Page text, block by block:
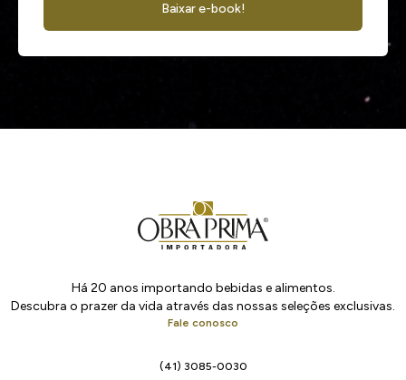
Baixar e-book!
Há 20 anos importando bebidas e alimentos.
Descubra o prazer da vida através das nossas seleções exclusivas.
Fale conosco
(41) 3085-0030